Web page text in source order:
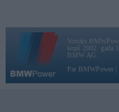
Vortāls
kopš 2002. gada
BMW AG.
Par BMWPower